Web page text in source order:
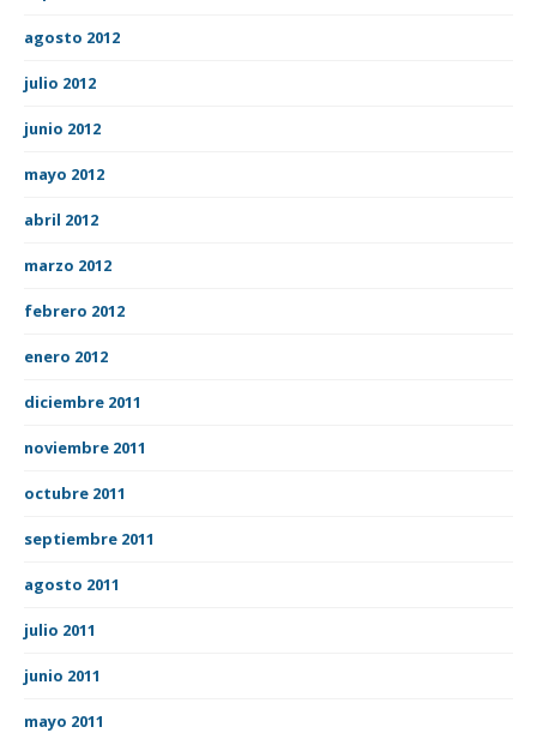
agosto 2012
julio 2012
junio 2012
mayo 2012
abril 2012
marzo 2012
febrero 2012
enero 2012
diciembre 2011
noviembre 2011
octubre 2011
septiembre 2011
agosto 2011
julio 2011
junio 2011
mayo 2011